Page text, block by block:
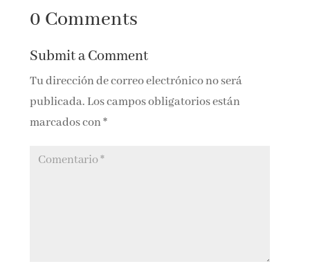
0 Comments
Submit a Comment
Tu dirección de correo electrónico no será
publicada. Los campos obligatorios están
marcados con*